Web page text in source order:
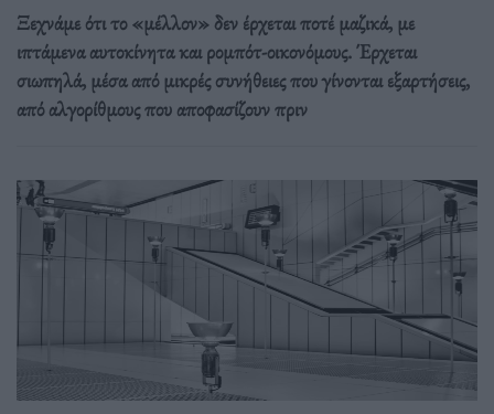
Ξεχνάμε ότι το «μέλλον» δεν έρχεται ποτέ μαζικά, με
ιπτάμενα αυτοκίνητα και ρομπότ-οικονόμους. Έρχεται
σιωπηλά, μέσα από μικρές συνήθειες που γίνονται εξαρτήσεις,
από αλγορίθμους που αποφασίζουν πριν